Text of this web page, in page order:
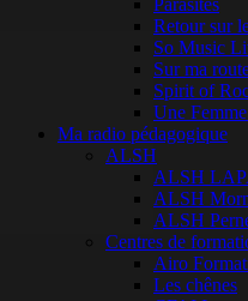
Parasites
Retour sur
So Music
Sur ma
Spirit of
Une
Ma radio pédagogique
ALSH
ALSH
ALSH
ALSH
Centres de
Airo
Les chênes